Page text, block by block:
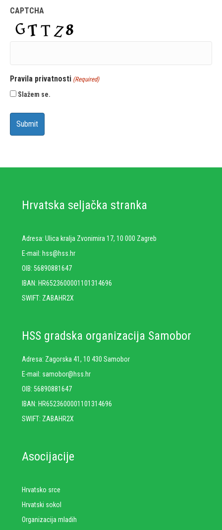
CAPTCHA
Pravila privatnosti (Required)
Slažem se.
Hrvatska seljačka stranka
Adresa: Ulica kralja Zvonimira 17, 10 000 Zagreb
E-mail: hss@hss.hr
OIB: 56890881647
IBAN: HR6523600001101314696
SWIFT: ZABAHR2X
HSS gradska organizacija Samobor
Adresa: Zagorska 41, 10 430 Samobor
E-mail: samobor@hss.hr
OIB: 56890881647
IBAN: HR6523600001101314696
SWIFT: ZABAHR2X
Asocijacije
Hrvatsko srce
Hrvatski sokol
Organizacija mladih